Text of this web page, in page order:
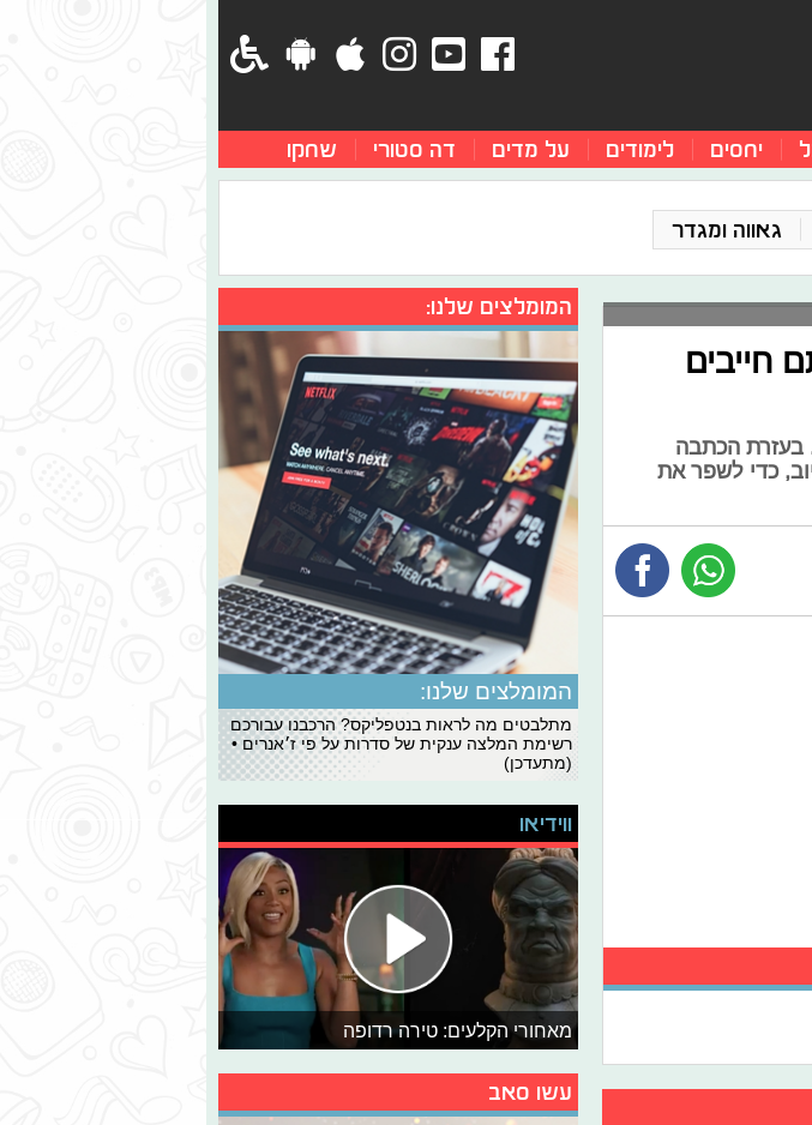
יחסים לימודים על מדים דה סטורי שחקו
גאווה ומגדר
חייבים
בעזרת הכתבה
כדי לשפר את
המומלצים שלנו:
המומלצים שלנו:
מתלבטים מה לראות בנטפליקס? הרכבנו עבורכם
רשימת המלצה ענקית של סדרות על פי ז׳אנרים •
(מתעדכן)
ווידיאו
מאחורי הקלעים: טירה רדופה
עשו סאב